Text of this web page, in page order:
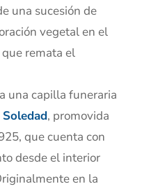
una sucesión de
vegetal en el
remata el
una capilla funeraria
, promovida
que cuenta con
desde el interior
en la